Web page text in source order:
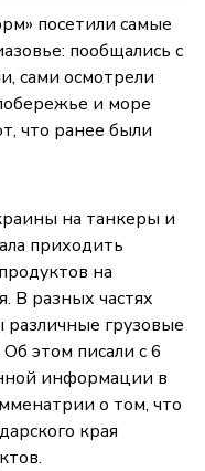
посетили самые
пообщались с
сами осмотрели
и море
что ранее были
на танкеры и
приходить
на
В разных частях
различные грузовые
этом писали с 6
информации в
о том, что
края